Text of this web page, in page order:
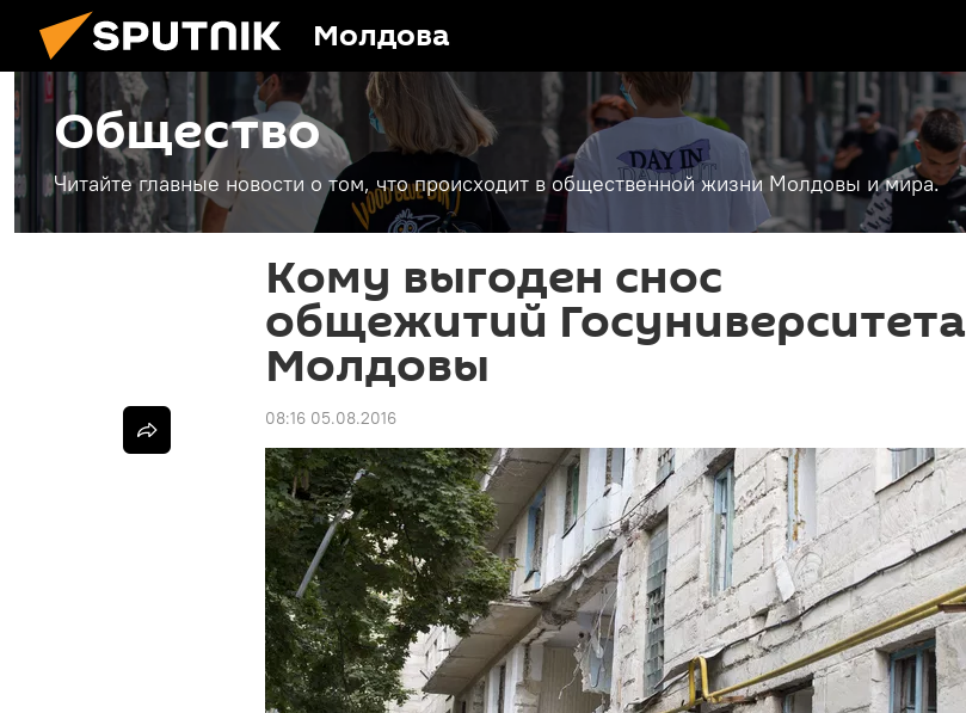
Молдова
Общество
Читайте главные новости о том, что происходит в общественной жизни Молдовы и мира.
Кому выгоден снос
общежитий Госуниверситета
Молдовы
08:16 05.08.2016